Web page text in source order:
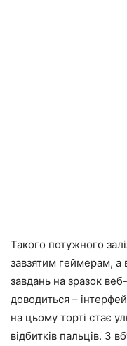
Такого потужного
завзятим геймерам, а
завдань на зразок
доводиться –
на цьому торті стає
відбитків пальців. З